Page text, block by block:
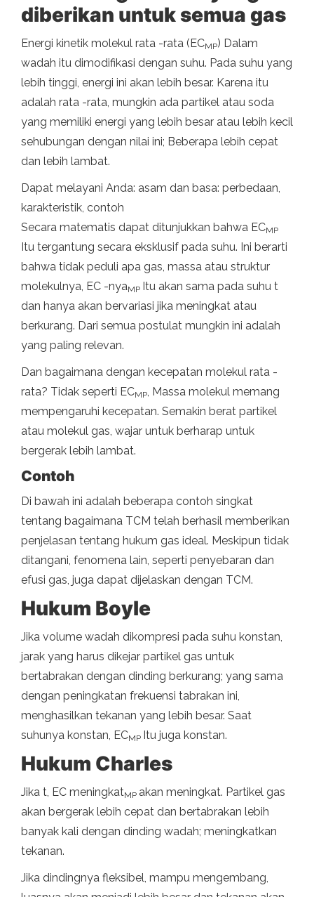
diberikan untuk semua gas
Energi kinetik molekul rata -rata (ECMP) Dalam
wadah itu dimodifikasi dengan suhu. Pada suhu yang
lebih tinggi, energi ini akan lebih besar. Karena itu
adalah rata -rata, mungkin ada partikel atau soda
yang memiliki energi yang lebih besar atau lebih kecil
sehubungan dengan nilai ini; Beberapa lebih cepat
dan lebih lambat.
Dapat melayani Anda: asam dan basa: perbedaan,
karakteristik, contoh
Secara matematis dapat ditunjukkan bahwa ECMP
Itu tergantung secara eksklusif pada suhu. Ini berarti
bahwa tidak peduli apa gas, massa atau struktur
molekulnya, EC -nyaMP Itu akan sama pada suhu t
dan hanya akan bervariasi jika meningkat atau
berkurang. Dari semua postulat mungkin ini adalah
yang paling relevan.
Dan bagaimana dengan kecepatan molekul rata -
rata? Tidak seperti ECMP, Massa molekul memang
mempengaruhi kecepatan. Semakin berat partikel
atau molekul gas, wajar untuk berharap untuk
bergerak lebih lambat.
Contoh
Di bawah ini adalah beberapa contoh singkat
tentang bagaimana TCM telah berhasil memberikan
penjelasan tentang hukum gas ideal. Meskipun tidak
ditangani, fenomena lain, seperti penyebaran dan
efusi gas, juga dapat dijelaskan dengan TCM.
Hukum Boyle
Jika volume wadah dikompresi pada suhu konstan,
jarak yang harus dikejar partikel gas untuk
bertabrakan dengan dinding berkurang; yang sama
dengan peningkatan frekuensi tabrakan ini,
menghasilkan tekanan yang lebih besar. Saat
suhunya konstan, ECMP Itu juga konstan.
Hukum Charles
Jika t, EC meningkatMP akan meningkat. Partikel gas
akan bergerak lebih cepat dan bertabrakan lebih
banyak kali dengan dinding wadah; meningkatkan
tekanan.
Jika dindingnya fleksibel, mampu mengembang,